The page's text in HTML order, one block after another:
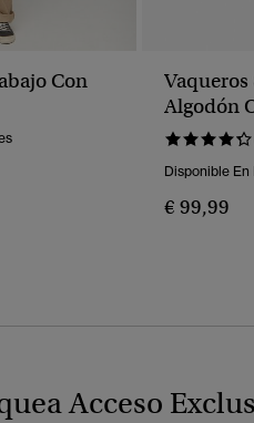
Con
Algodón
Disponible
€ 99,99
Acceso